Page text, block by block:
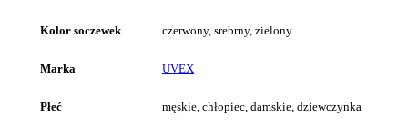
Kolor soczewek czerwony, srebrny, zielony
Marka UVEX
Płeć męskie, chłopiec, damskie, dziewczynka